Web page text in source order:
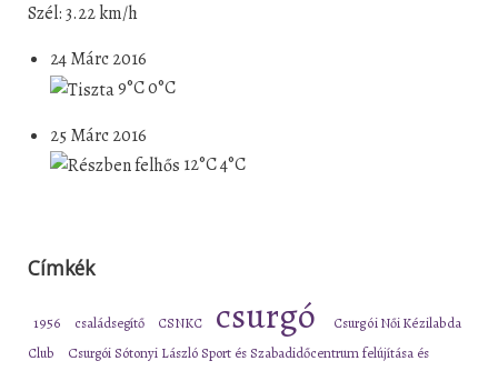
Szél: 3.22 km/h
24 Márc 2016
9°C0°C
25 Márc 2016
12°C4°C
Címkék
1956 családsegítő CSNKC csurgó
Csurgói Női Kézilabda
Club
Csurgói Sótonyi László Sport és Szabadidőcentrum felújítása és